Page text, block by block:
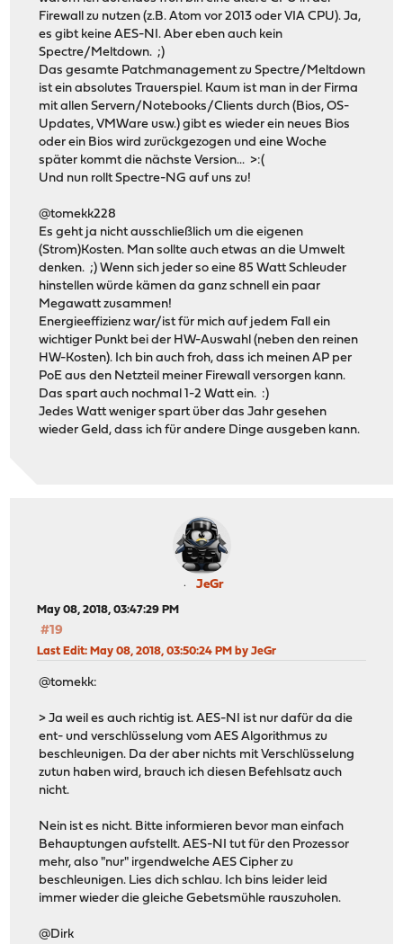
Firewall zu nutzen (z.B. Atom vor 2013 oder VIA CPU). Ja,
es gibt keine AES-NI. Aber eben auch kein
Spectre/Meltdown. ;)
Das gesamte Patchmanagement zu Spectre/Meltdown
ist ein absolutes Trauerspiel. Kaum ist man in der Firma
mit allen Servern/Notebooks/Clients durch (Bios, OS-
Updates, VMWare usw.) gibt es wieder ein neues Bios
oder ein Bios wird zurückgezogen und eine Woche
später kommt die nächste Version... >:(
Und nun rollt Spectre-NG auf uns zu!
@tomekk228
Es geht ja nicht ausschließlich um die eigenen
(Strom)Kosten. Man sollte auch etwas an die Umwelt
denken. ;) Wenn sich jeder so eine 85 Watt Schleuder
hinstellen würde kämen da ganz schnell ein paar
Megawatt zusammen!
Energieeffizienz war/ist für mich auf jedem Fall ein
wichtiger Punkt bei der HW-Auswahl (neben den reinen
HW-Kosten). Ich bin auch froh, dass ich meinen AP per
PoE aus den Netzteil meiner Firewall versorgen kann.
Das spart auch nochmal 1-2 Watt ein. :)
Jedes Watt weniger spart über das Jahr gesehen
wieder Geld, dass ich für andere Dinge ausgeben kann.
JeGr
May 08, 2018, 03:47:29 PM
#19
Last Edit: May 08, 2018, 03:50:24 PM by JeGr
@tomekk:
> Ja weil es auch richtig ist. AES-NI ist nur dafür da die
ent- und verschlüsselung vom AES Algorithmus zu
beschleunigen. Da der aber nichts mit Verschlüsselung
zutun haben wird, brauch ich diesen Befehlsatz auch
nicht.
Nein ist es nicht. Bitte informieren bevor man einfach
Behauptungen aufstellt. AES-NI tut für den Prozessor
mehr, also "nur" irgendwelche AES Cipher zu
beschleunigen. Lies dich schlau. Ich bins leider leid
immer wieder die gleiche Gebetsmühle rauszuholen.
@Dirk